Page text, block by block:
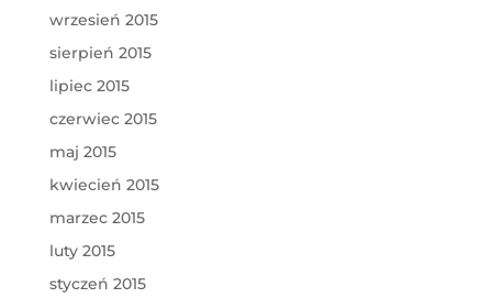
wrzesień 2015
sierpień 2015
lipiec 2015
czerwiec 2015
maj 2015
kwiecień 2015
marzec 2015
luty 2015
styczeń 2015